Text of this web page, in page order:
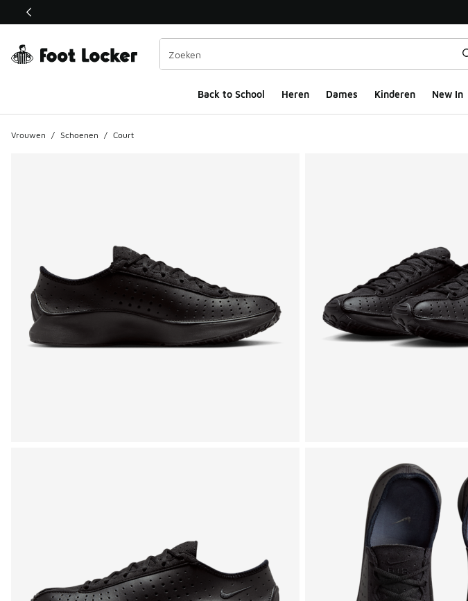
Deze link wordt geopend in een nieuw venster
Back to School Heren Dames Kinderen New In
Vrouwen / Schoenen / Court